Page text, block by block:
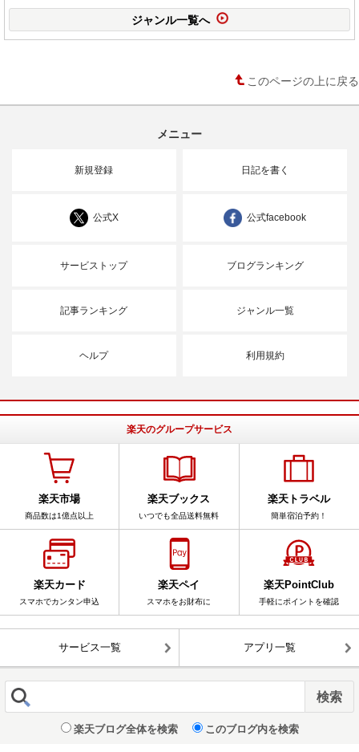
ジャンル一覧へ
このページの上に戻る
メニュー
新規登録 日記を書く
公式X 公式facebook
サービストップ ブログランキング
記事ランキング ジャンル一覧
ヘルプ 利用規約
楽天のグループサービス
楽天市場
商品数は1億点以上
楽天ブックス
いつでも全品送料無料
楽天トラベル
簡単宿泊予約！
楽天カード
スマホでカンタン申込
楽天ペイ
スマホをお財布に
楽天PointClub
手軽にポイントを確認
サービス一覧 アプリ一覧
楽天ブログ全体を検索 このブログ内を検索